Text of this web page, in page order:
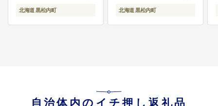
福祉職員養成修学資金貸付金
北海道 黒松内町 北海道 黒松内町
自治体内のイチ押し返礼品